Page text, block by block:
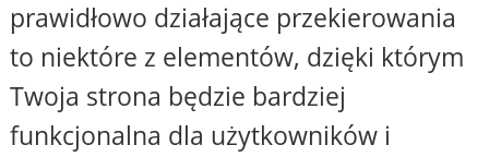
prawidłowo działające przekierowania
to niektóre z elementów, dzięki którym
Twoja strona będzie bardziej
funkcjonalna dla użytkowników i